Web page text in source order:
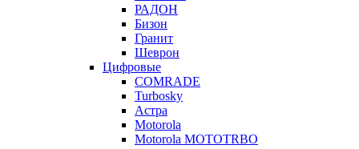
РАДОН
Бизон
Гранит
Шеврон
Цифровые
COMRADE
Turbosky
Астра
Motorola
Motorola MOTOTRBO